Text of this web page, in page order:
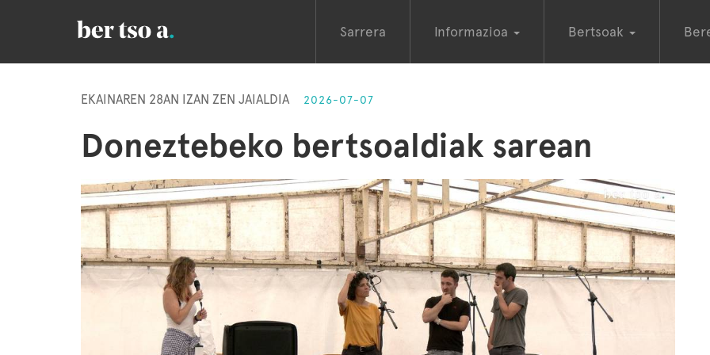
Sarrera Informazioa Bertsoak
EKAINAREN 28AN IZAN ZEN JAIALDIA 2026-07-07
Doneztebeko bertsoaldiak sarean